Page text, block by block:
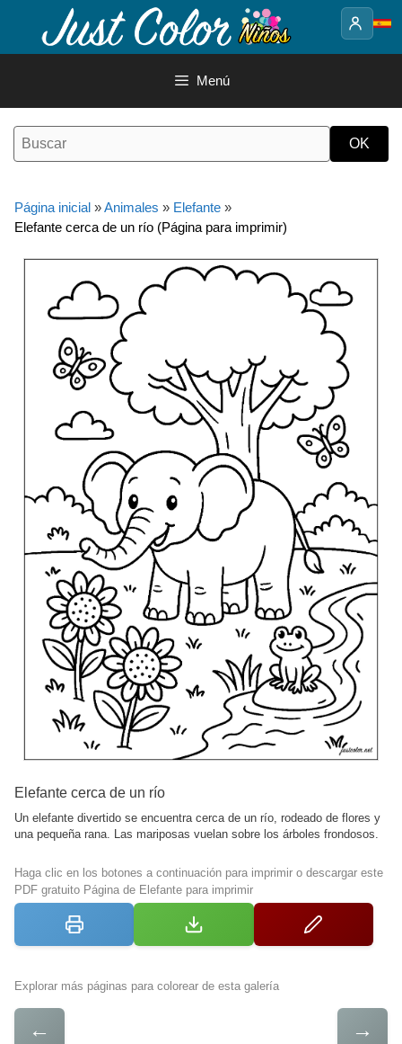
contenido
Menú
Página inicial »Animales » Elefante »
Elefante cerca de un río (Página para imprimir)
Elefante cerca de un río
Un elefante divertido se encuentra cerca de un río, rodeado de flores y
una pequeña rana. Las mariposas vuelan sobre los árboles frondosos.
Haga clic en los botones a continuación para imprimir o descargar este
PDF gratuito Página de Elefante para imprimir
Explorar más páginas para colorear de esta galería
← →